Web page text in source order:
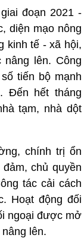
đoạn 2021 -
diện mạo nông
kinh tế - xã hội,
lên. Công
tiến bộ mạnh
Đến hết tháng
tạm, nhà dột
chính trị ổn
chủ quyền
tác cải cách
Hoạt động đối
ngoại được mở
lên.